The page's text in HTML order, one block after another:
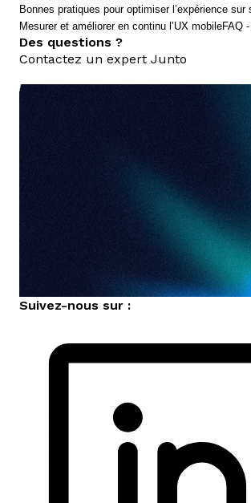
Bonnes pratiques pour optimiser l’expérience sur
Mesurer et améliorer en continu l’UX mobileFAQ
Des questions ?
Contactez un expert Junto
Suivez-nous sur :